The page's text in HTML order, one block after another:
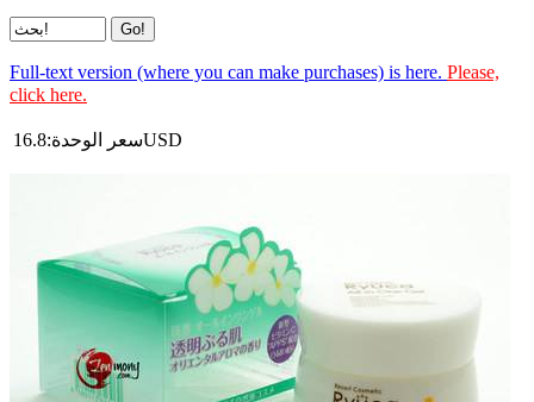
Full-text version (where you can make purchases) is here. Please,
click here.
سعر الوحدة:16.8 USD